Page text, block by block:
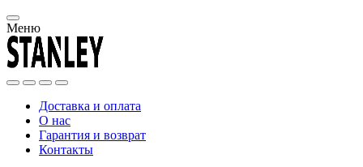
Меню
Доставка и оплата
О нас
Гарантия и возврат
Контакты